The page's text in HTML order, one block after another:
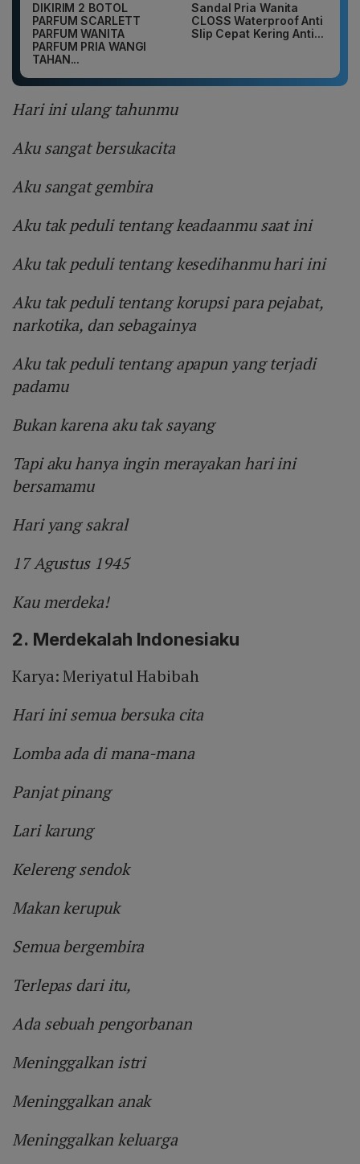
DIKIRIM 2 BOTOL
PARFUM SCARLETT
PARFUM WANITA
PARFUM PRIA WANGI
TAHAN...
Sandal Pria Wanita
CLOSS Waterproof Anti
Slip Cepat Kering Anti...
Hari ini ulang tahunmu
Aku sangat bersukacita
Aku sangat gembira
Aku tak peduli tentang keadaanmu saat ini
Aku tak peduli tentang kesedihanmu hari ini
Aku tak peduli tentang korupsi para pejabat,
narkotika, dan sebagainya
Aku tak peduli tentang apapun yang terjadi
padamu
Bukan karena aku tak sayang
Tapi aku hanya ingin merayakan hari ini
bersamamu
Hari yang sakral
17 Agustus 1945
Kau merdeka!
2. Merdekalah Indonesiaku
Karya: Meriyatul Habibah
Hari ini semua bersuka cita
Lomba ada di mana-mana
Panjat pinang
Lari karung
Kelereng sendok
Makan kerupuk
Semua bergembira
Terlepas dari itu,
Ada sebuah pengorbanan
Meninggalkan istri
Meninggalkan anak
Meninggalkan keluarga